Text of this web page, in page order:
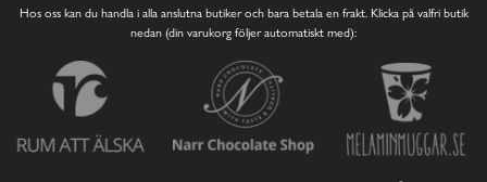
Hos oss kan du handla i alla anslutna butiker och bara betala en frakt. Klicka på valfri butik
nedan (din varukorg följer automatiskt med):